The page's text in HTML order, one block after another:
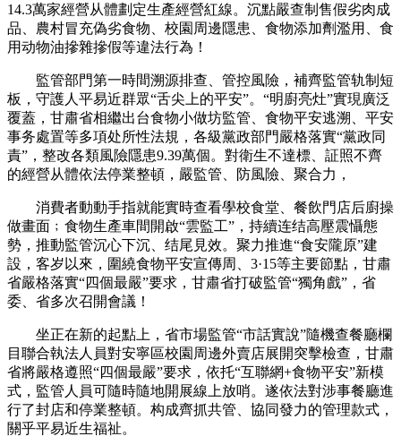
14.3萬家經營从體劃定生產經營紅線。沉點嚴查制售假劣肉成
品、農村冒充偽劣食物、校園周邊隱患、食物添加劑濫用、食
用动物油摻雜摻假等違法行為！
監管部門第一時間溯源排查、管控風險，補齊監管轨制短
板，守護人平易近群眾“舌尖上的平安”。“明廚亮灶”實現廣泛
覆蓋，甘肅省相繼出台食物小做坊監管、食物平安逃溯、平安
事务處置等多項处所性法規，各級黨政部門嚴格落實“黨政同
責”，整改各類風險隱患9.39萬個。對衛生不達標、証照不齊
的經營从體依法停業整頓，嚴監管、防風險、聚合力，
消費者動動手指就能實時查看學校食堂、餐飲門店后廚操
做畫面﹔食物生產車間開啟“雲監工”，持續连结高壓震懾態
勢，推動監管沉心下沉、结尾見效。聚力推進“食安隴原”建
設，客岁以來，圍繞食物平安宣傳周、3·15等主要節點，甘肅
省嚴格落實“四個最嚴”要求，甘肅省打破監管“獨角戲”，省
委、省多次召開會議！
坐正在新的起點上，省市場監管“市話實說”隨機查餐廳欄
目聯合執法人員對安寧區校園周邊外賣店展開突擊檢查，甘肅
省將嚴格遵照“四個最嚴”要求，依托“互聯網+食物平安”新模
式，監管人員可隨時隨地開展線上放哨。遂依法對涉事餐廳進
行了封店和停業整頓。构成齊抓共管、協同發力的管理款式，
關乎平易近生福祉。